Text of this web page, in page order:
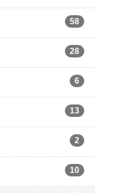
58
28
6
13
2
10